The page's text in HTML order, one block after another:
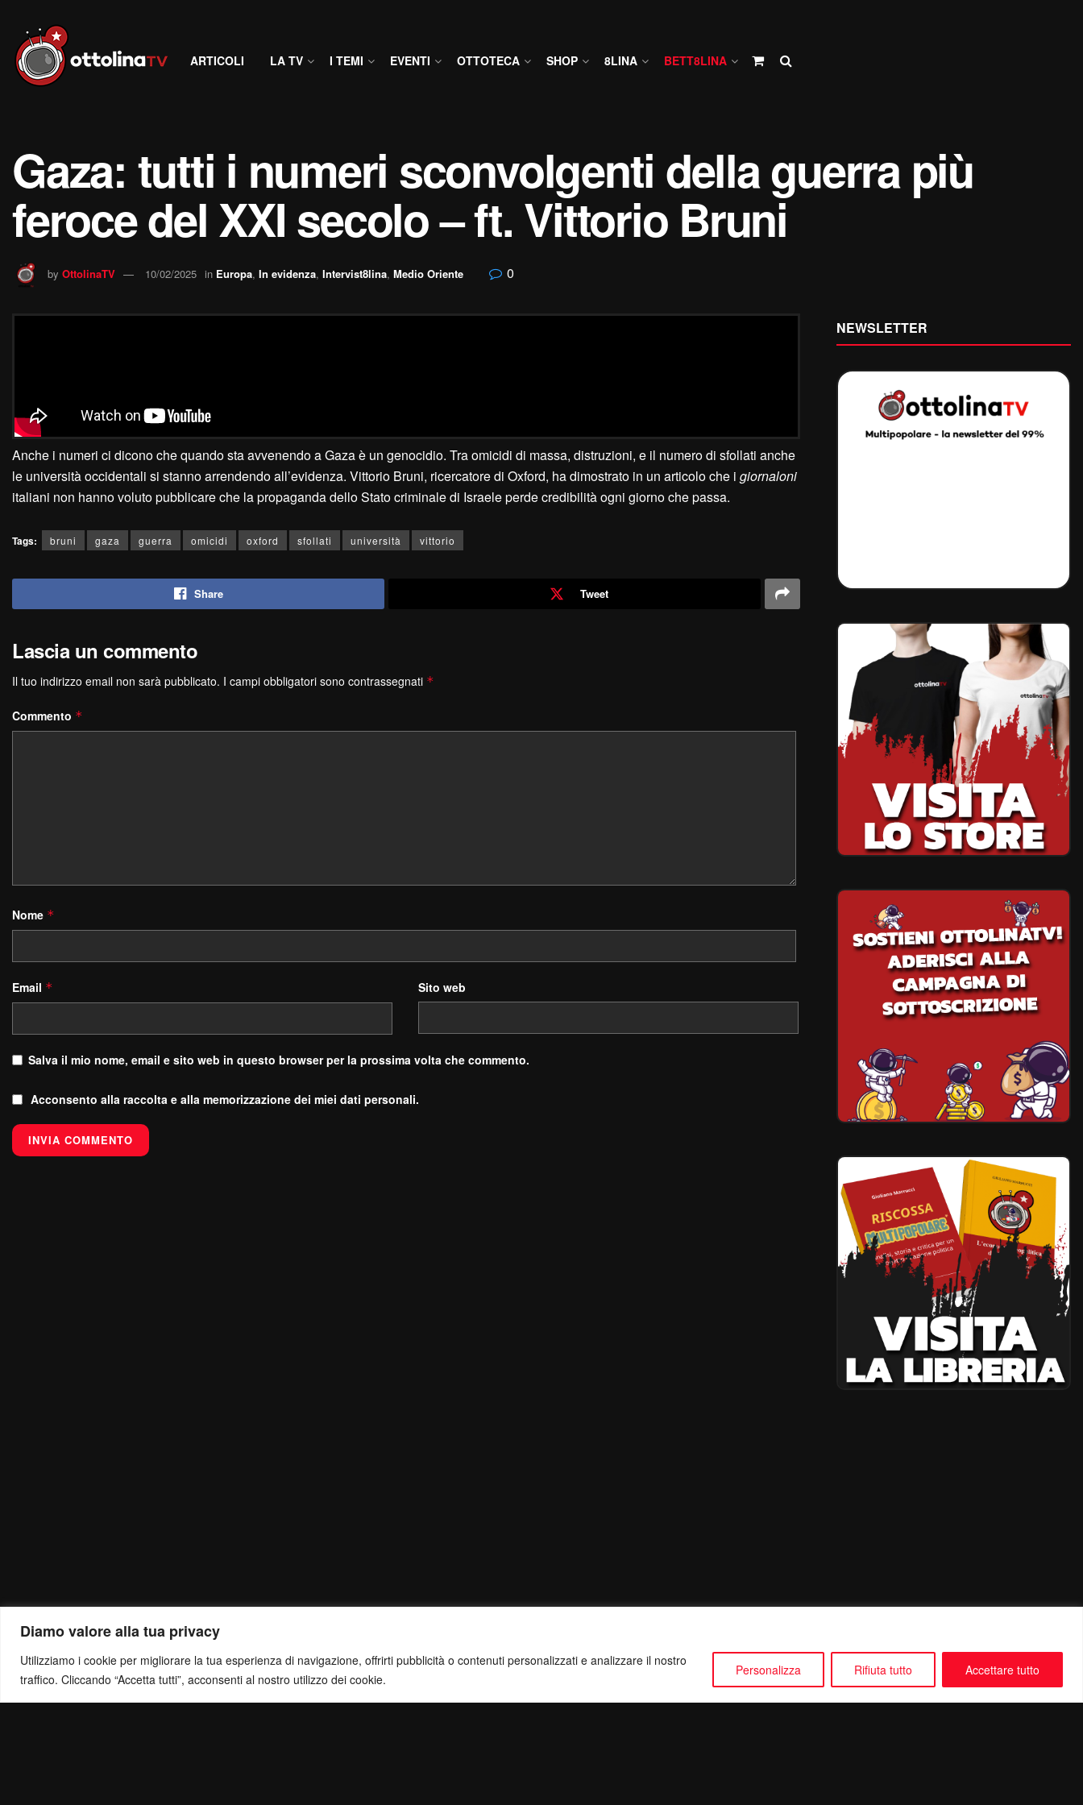
Diamo valore alla tua privacy
Utilizziamo i cookie per migliorare la tua esperienza di navigazione, offrirti pubblicità o contenuti personalizzati e analizzare il nostro
traffico. Cliccando “Accetta tutti”, acconsenti al nostro utilizzo dei cookie.
Personalizza Rifiuta tutto Accettare tutto
ARTICOLI LA TV I TEMI EVENTI OTTOTECA SHOP 8LINA BETT8LINA
Gaza: tutti i numeri sconvolgenti della guerra più
feroce del XXI secolo – ft. Vittorio Bruni
by OttolinaTV 10/02/2025 in Europa, In evidenza, Intervist8lina, Medio Oriente 0
Anche i numeri ci dicono che quando sta avvenendo a Gaza è un genocidio. Tra omicidi di massa, distruzioni, e il numero di sfollati anche
le università occidentali si stanno arrendendo all’evidenza. Vittorio Bruni, ricercatore di Oxford, ha dimostrato in un articolo che i giornaloni
italiani non hanno voluto pubblicare che la propaganda dello Stato criminale di Israele perde credibilità ogni giorno che passa.
Tags: bruni gaza guerra omicidi oxford sfollati università vittorio
Share Tweet
Lascia un commento
Il tuo indirizzo email non sarà pubblicato. I campi obbligatori sono contrassegnati *
Commento *
Nome *
Email * Sito web
Salva il mio nome, email e sito web in questo browser per la prossima volta che commento.
Acconsento alla raccolta e alla memorizzazione dei miei dati personali.
NEWSLETTER